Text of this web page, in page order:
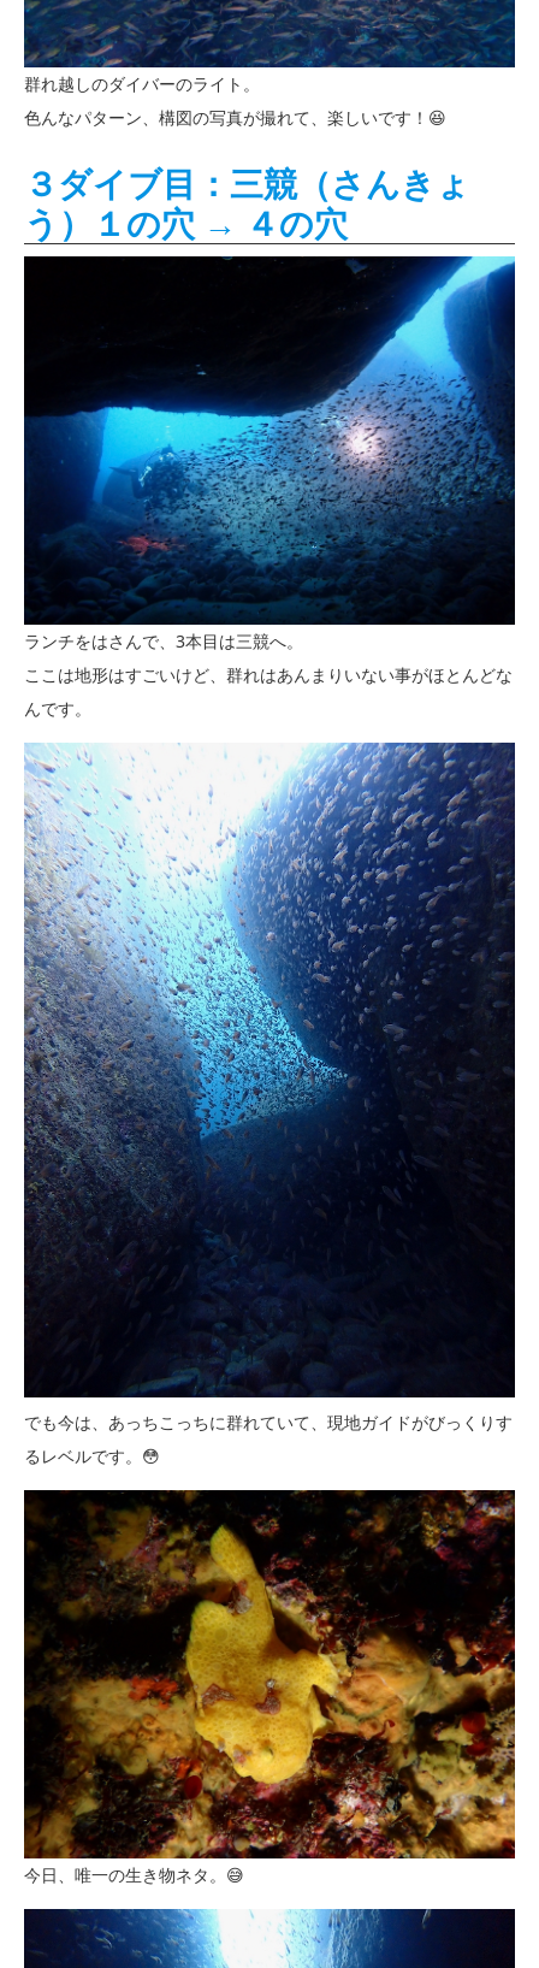
群れ越しのダイバーのライト。
色んなパターン、構図の写真が撮れて、楽しいです！😆
３ダイブ目：三競（さんきょ
う）１の穴 → ４の穴
ランチをはさんで、3本目は三競へ。
ここは地形はすごいけど、群れはあんまりいない事がほとんどな
んです。
でも今は、あっちこっちに群れていて、現地ガイドがびっくりす
るレベルです。😳
今日、唯一の生き物ネタ。😅